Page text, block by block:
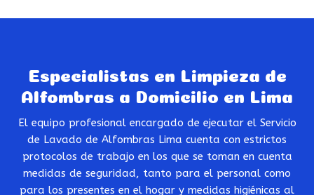
Especialistas en Limpieza de
Alfombras a Domicilio en Lima
El equipo profesional encargado de ejecutar el Servicio
de Lavado de Alfombras Lima cuenta con estrictos
protocolos de trabajo en los que se toman en cuenta
medidas de seguridad, tanto para el personal como
para los presentes en el hogar y medidas higiénicas al